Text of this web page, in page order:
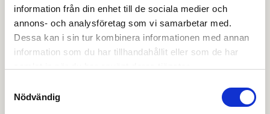
information från din enhet till de sociala medier och
annons- och analysföretag som vi samarbetar med.
Dessa kan i sin tur kombinera informationen med annan
information som du har tillhandahållit eller som de har
Nödvändig
Prestandadeklaration DoP